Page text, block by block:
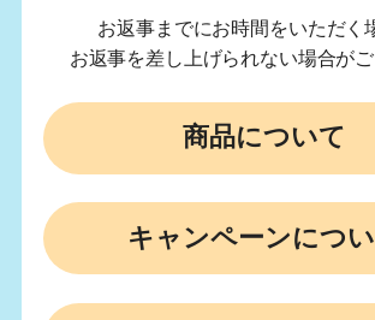
お返事までにお時間をいただく
お返事を差し上げられない場合がご
商品について
キャンペーンにつ